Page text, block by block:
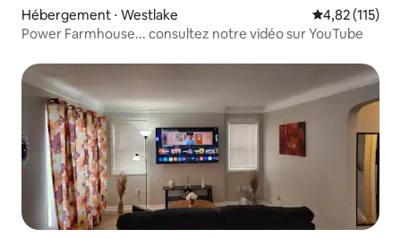
Hébergement ⋅ Westlake Évaluation
4,82 (115)
Power Farmhouse... consultez notre vidéo sur YouTube